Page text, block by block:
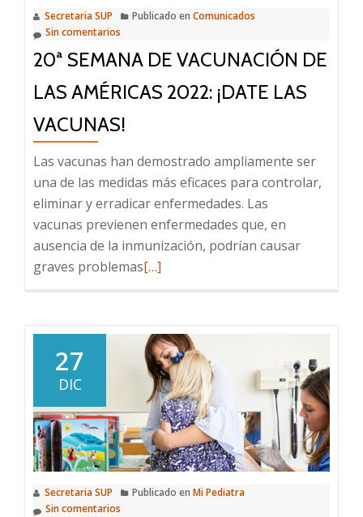
una
segura
y
necesaria
Secretaria SUP Publicado en Comunicados
Sin comentarios
20ª SEMANA DE VACUNACIÓN DE
LAS AMÉRICAS 2022: ¡DATE LAS
VACUNAS!
Las vacunas han demostrado ampliamente ser
una de las medidas más eficaces para controlar,
eliminar y erradicar enfermedades. Las
vacunas previenen enfermedades que, en
ausencia de la inmunización, podrían causar
graves problemasLeer
Semana
de
Vacunación
de
las
Américas
2022:
¡Date
[…]
27
DIC
Secretaria SUP Publicado en Mi Pediatra
Sin comentarios